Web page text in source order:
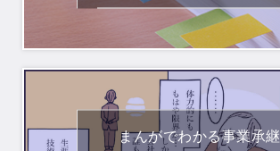
READ MORE
まんがでわかる事業承継